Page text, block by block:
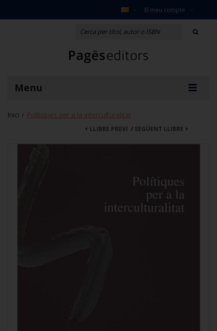
El meu compte
Menu
Inici / Polítiques per a la interculturalitat
SEGÜENT LLIBRE
LLIBRE PREVI /